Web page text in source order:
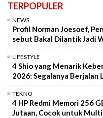
TERPOPULER
NEWS
Profil Norman Joesoef,
sebut Bakal Dilantik Jadi
LIFESTYLE
4 Shio yang Menarik
2026: Segalanya Berjalan
TEKNO
4 HP Redmi Memori 256
Jutaan, Cocok untuk